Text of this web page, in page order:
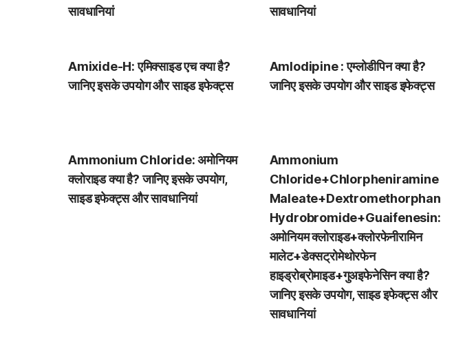
सावधानियां
सावधानियां
Amixide-H: एमिक्साइड एच क्या है?
जानिए इसके उपयोग और साइड इफेक्ट्स
Amlodipine : एम्लोडीपिन क्या है?
जानिए इसके उपयोग और साइड इफेक्ट्स
Ammonium Chloride: अमोनियम
क्लोराइड क्या है? जानिए इसके उपयोग,
साइड इफेक्ट्स और सावधानियां
Ammonium
Chloride+Chlorpheniramine
Maleate+Dextromethorphan
Hydrobromide+Guaifenesin:
अमोनियम क्लोराइड+क्लोरफेनीरामिन
मालेट+डेक्सट्रोमेथोरफेन
हाइड्रोब्रोमाइड+गुअइफेनेसिन क्या है?
जानिए इसके उपयोग, साइड इफेक्ट्स और
सावधानियां